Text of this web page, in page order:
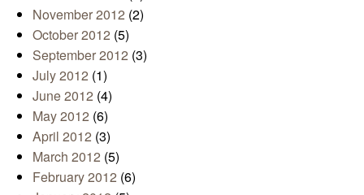
November 2012 (2)
October 2012 (5)
September 2012 (3)
July 2012 (1)
June 2012 (4)
May 2012 (6)
April 2012 (3)
March 2012 (5)
February 2012 (6)